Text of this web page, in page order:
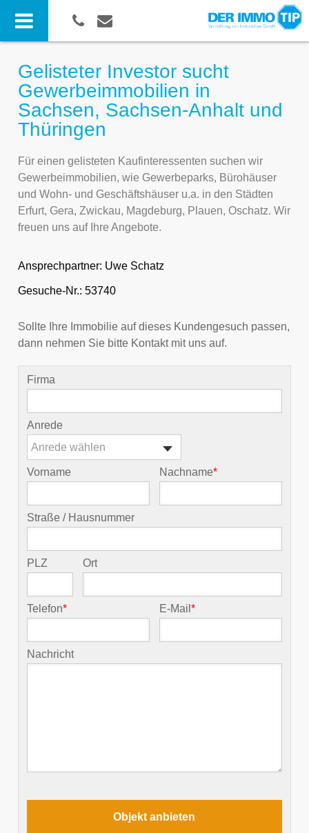
Gelisteter Investor sucht
Gewerbeimmobilien in
Sachsen, Sachsen-Anhalt und
Thüringen
Für einen gelisteten Kaufinteressenten suchen wir
Gewerbeimmobilien, wie Gewerbeparks, Bürohäuser
und Wohn- und Geschäftshäuser u.a. in den Städten
Erfurt, Gera, Zwickau, Magdeburg, Plauen, Oschatz. Wir
freuen uns auf Ihre Angebote.
Ansprechpartner: Uwe Schatz
Gesuche-Nr.: 53740
Sollte Ihre Immobilie auf dieses Kundengesuch passen,
dann nehmen Sie bitte Kontakt mit uns auf.
Firma
Anrede
Anrede wählen
Vorname Nachname*
Straße / Hausnummer
PLZ Ort
Telefon* E-Mail*
Nachricht